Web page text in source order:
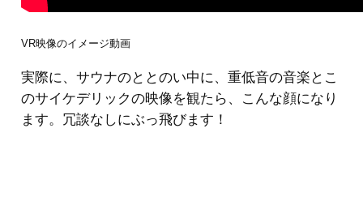
VR映像のイメージ動画
実際に、サウナのととのい中に、重低音の音楽とこ
のサイケデリックの映像を観たら、こんな顔になり
ます。冗談なしにぶっ飛びます！